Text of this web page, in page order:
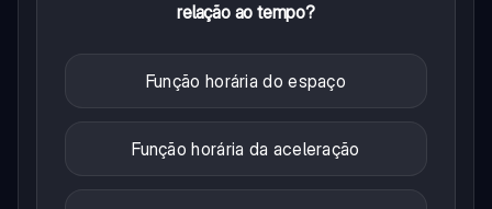
relação ao tempo?
Função horária do espaço
Função horária da aceleração